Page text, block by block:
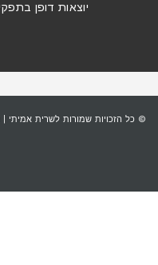
יוצאות דופן בתפקיד החדש
שמורות לשרית אמיתי | הרצאות ואימון
DIY